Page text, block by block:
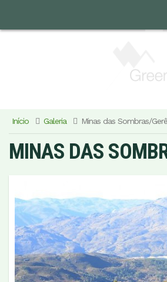
Início Galeria Minas das Sombras/
MINAS DAS